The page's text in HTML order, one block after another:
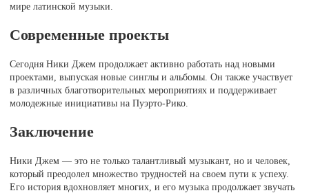
мире латинской музыки.
Современные проекты
Сегодня Ники Джем продолжает активно работать над новыми
проектами, выпуская новые синглы и альбомы. Он также участвует
в различных благотворительных мероприятиях и поддерживает
молодежные инициативы на Пуэрто-Рико.
Заключение
Ники Джем — это не только талантливый музыкант, но и человек,
который преодолел множество трудностей на своем пути к успеху.
Его история вдохновляет многих, и его музыка продолжает звучать